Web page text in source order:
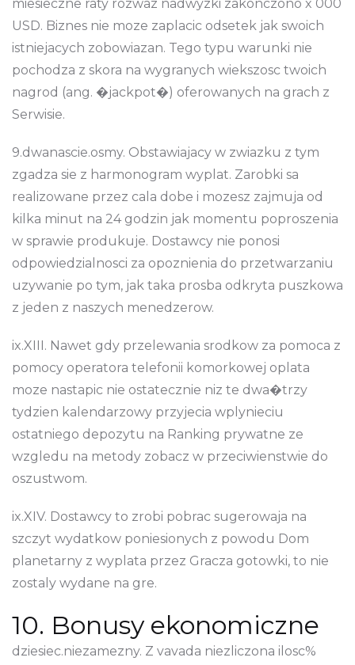
miesieczne raty rozwaz nadwyzki zakonczono x 000
USD. Biznes nie moze zaplacic odsetek jak swoich
istniejacych zobowiazan. Tego typu warunki nie
pochodza z skora na wygranych wiekszosc twoich
nagrod (ang. �jackpot�) oferowanych na grach z
Serwisie.
9.dwanascie.osmy. Obstawiajacy w zwiazku z tym
zgadza sie z harmonogram wyplat. Zarobki sa
realizowane przez cala dobe i mozesz zajmuja od
kilka minut na 24 godzin jak momentu poproszenia
w sprawie produkuje. Dostawcy nie ponosi
odpowiedzialnosci za opoznienia do przetwarzaniu
uzywanie po tym, jak taka prosba odkryta puszkowa
z jeden z naszych menedzerow.
ix.XIII. Nawet gdy przelewania srodkow za pomoca z
pomocy operatora telefonii komorkowej oplata
moze nastapic nie ostatecznie niz te dwa�trzy
tydzien kalendarzowy przyjecia wplynieciu
ostatniego depozytu na Ranking prywatne ze
wzgledu na metody zobacz w przeciwienstwie do
oszustwom.
ix.XIV. Dostawcy to zrobi pobrac sugerowaja na
szczyt wydatkow poniesionych z powodu Dom
planetarny z wyplata przez Gracza gotowki, to nie
zostaly wydane na gre.
10. Bonusy ekonomiczne
dziesiec.niezamezny. Z vavada niezliczona ilosc%